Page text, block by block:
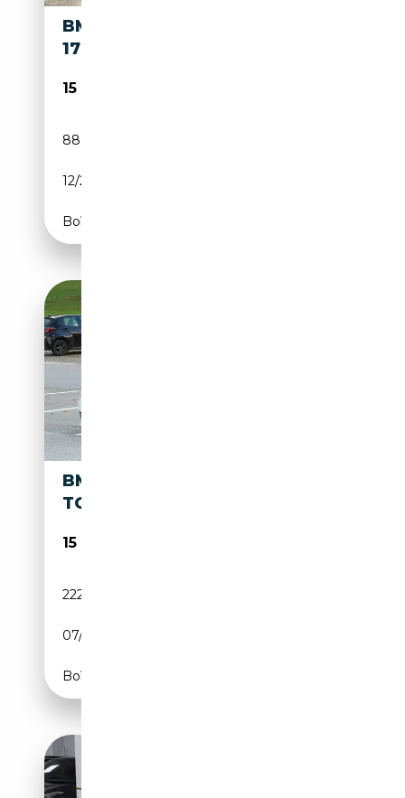
BMW 120 CABRIOLET 2.0 120 I
170 LUXE
15 890€
88 500 km
12/2012
Boîte manuelle
BMW 120 120D CABRIOLET -
TOP AUSSTATTUNG !
15 000€
222 000 km
07/2010
Boîte manuelle